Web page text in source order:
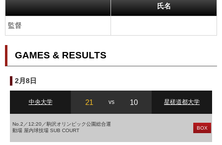
氏名
監督
GAMES & RESULTS
2月8日
中央大学 21 vs 10 星槎道都大学
No.2／12:20／駒沢オリンピック公園総合運
動場 屋内球技場 SUB COURT
BOX